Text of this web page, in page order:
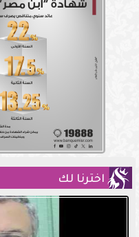
اخترنا لك